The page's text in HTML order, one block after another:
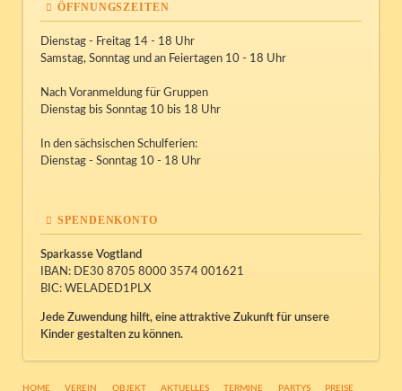
ÖFFNUNGSZEITEN
Dienstag - Freitag 14 - 18 Uhr
Samstag, Sonntag und an Feiertagen 10 - 18 Uhr
Nach Voranmeldung für Gruppen
Dienstag bis Sonntag 10 bis 18 Uhr
In den sächsischen Schulferien:
Dienstag - Sonntag 10 - 18 Uhr
SPENDENKONTO
Sparkasse Vogtland
IBAN: DE30 8705 8000 3574 001621
BIC: WELADED1PLX
Jede Zuwendung hilft, eine attraktive Zukunft für unsere
Kinder gestalten zu können.
NAVIGATION
HOME VEREIN OBJEKT AKTUELLES TERMINE PARTYS PREISE